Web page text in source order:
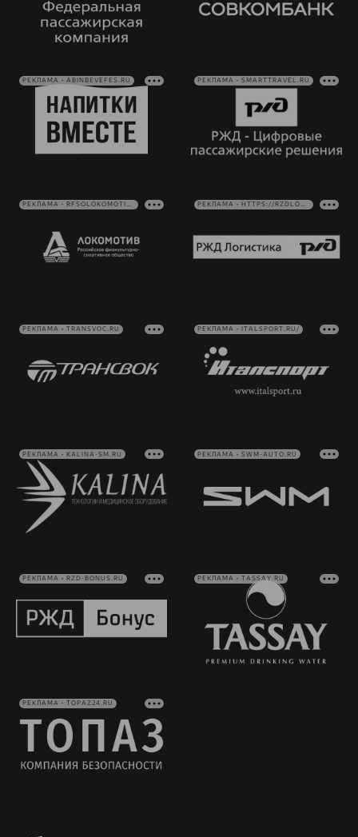
РЕКЛАМА • ABINBEVEFES.RU РЕКЛАМА • SMARTTRAVEL.RU
РЕКЛАМА • RFSOLOKOMOTIV.RU РЕКЛАМА • HTTPS://RZDLOG.RU/
РЕКЛАМА • TRANSVOC.RU РЕКЛАМА • ITALSPORT.RU/
РЕКЛАМА • KALINA-SM.RU РЕКЛАМА • SWM-AUTO.RU
РЕКЛАМА • RZD-BONUS.RU РЕКЛАМА • TASSAY.RU
РЕКЛАМА • TOPAZ24.RU